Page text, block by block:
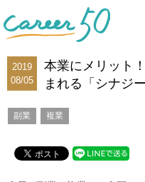
2019
08/05
本業にメリット
まれる「シナジ
副業 複業